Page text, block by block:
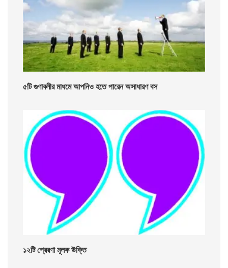
৫টি গুণাবলীর মাধমে আপনিও হতে পারেন অসাধারণ বস
১২টি প্রেরণা মূলক উক্তি